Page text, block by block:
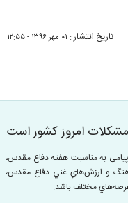
تاریخ انتشار : ۰۱ مهر ۱۳۹۶ - ۱۲:۵۵
امروز کشور است
پیامی به مناسبت هفته دفاع مقدس،
و ارزش‌هاي غني دفاع مقدس،
مختلف باشد.